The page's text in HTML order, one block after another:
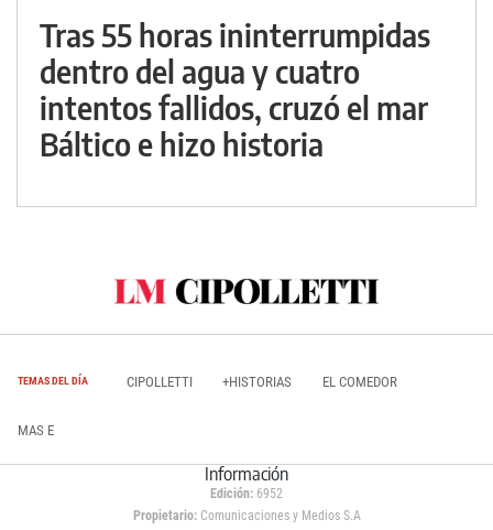
Tras 55 horas ininterrumpidas
dentro del agua y cuatro
intentos fallidos, cruzó el mar
Báltico e hizo historia
TEMAS DEL DÍA CIPOLLETTI +HISTORIAS EL COMEDOR
MAS E
Información
Edición: 6952
Propietario:Comunicaciones y Medios S.A